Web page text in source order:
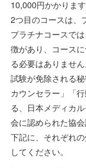
10,000円かかります
2つ目のコースは、
プラチナコースで
徴があり、コース
る必要はありません
試験が免除される
カウンセラー」「
る、日本メディカ
会に認められた協
下記に、それぞれ
してください。